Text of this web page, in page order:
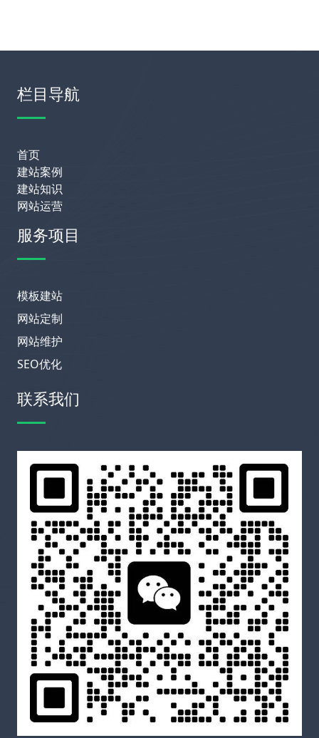
栏目导航
首页
建站案例
建站知识
网站运营
服务项目
模板建站
网站定制
网站维护
SEO优化
联系我们